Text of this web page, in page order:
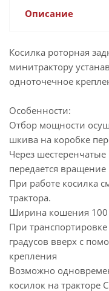
Описание
Косилка роторная
минитрактору
одноточечное
Особенности:
Отбор мощности
шкива на коробке
Через
передается вращение
При работе косилка
трактора.
Ширина кошения
При
градусов вверх с
крепления
Возможно
косилок на тракторе